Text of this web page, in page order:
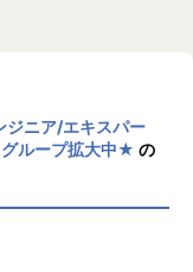
ジニア/エキスパー
グループ拡大中★ の